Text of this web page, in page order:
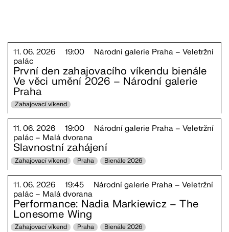
První den zahajovacího víkendu bienále
Ve věci umění 2026 – Národní galerie
Praha
11. 06. 2026 19:00
Národní galerie Praha – Veletržní
palác
Zahajovací víkend
Slavnostní zahájení
11. 06. 2026 19:00
Národní galerie Praha – Veletržní
palác – Malá dvorana
Zahajovací víkend Praha Bienále 2026
Performance: Nadia Markiewicz – The
Lonesome Wing
11. 06. 2026 19:45
Národní galerie Praha – Veletržní
palác – Malá dvorana
Zahajovací víkend Praha Bienále 2026